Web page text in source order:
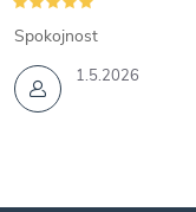
1.5.2026
Spokojnost